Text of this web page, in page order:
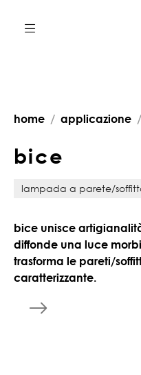
home applicazione
bice
lampada a parete/
bice unisce
diffonde una luce
trasforma le pareti/
caratterizzante.